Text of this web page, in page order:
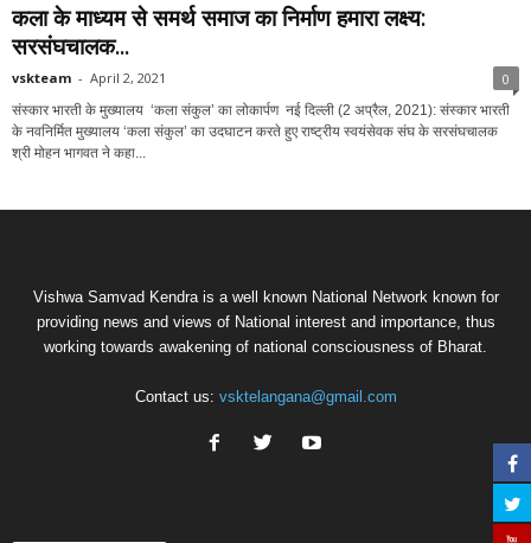
कला के माध्यम से समर्थ समाज का निर्माण हमारा लक्ष्य:
सरसंघचालक...
vskteam - April 2, 2021 0
संस्कार भारती के मुख्यालय ‘कला संकुल’ का लोकार्पण नई दिल्ली (2 अप्रैल, 2021): संस्कार भारती
के नवनिर्मित मुख्यालय ‘कला संकुल’ का उदघाटन करते हुए राष्ट्रीय स्वयंसेवक संघ के सरसंघचालक
श्री मोहन भागवत ने कहा...
Vishwa Samvad Kendra is a well known National Network known for
providing news and views of National interest and importance, thus
working towards awakening of national consciousness of Bharat.
Contact us: vsktelangana@gmail.com